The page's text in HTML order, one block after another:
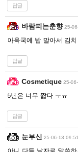
답글
바람피는춘향 25-
아욱국에 밥 말아서 김
답글
Cosmetique 25-
5년은 너무 짧다 ㅜㅠ
답글
눈부신 25-06-13 09:51